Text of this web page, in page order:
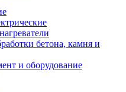
бетона, камня и
и оборудование